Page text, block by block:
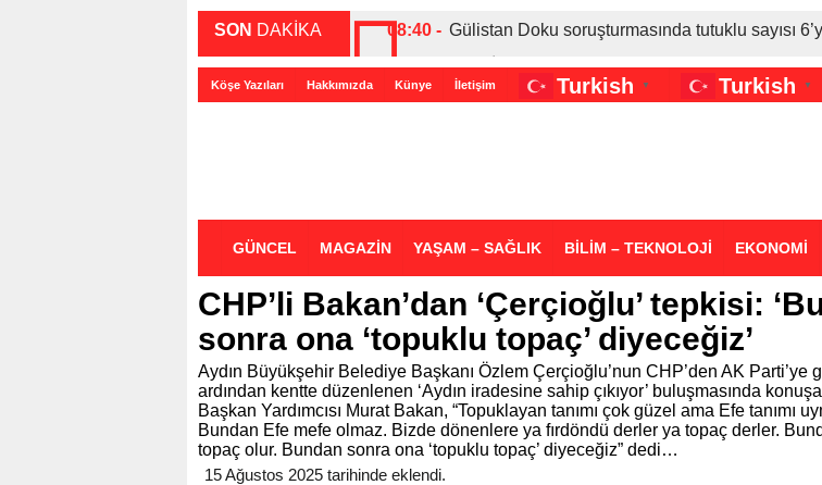
SON DAKİKA 08:40 - Gülistan Doku soruşturmasında tutuklu sayısı
00:27 - ABD-İran gerilimi Türkiye’yi vurdu: Motorine tüm
00:35 - Bir sigara grubuna daha zam geldi
Köşe Yazıları Hakkımızda Künye İletişim Turkish ▼ Turkish ▼
GÜNCEL MAGAZİN YAŞAM – SAĞLIK BİLİM – TEKNOLOJİ EKONOMİ
CHP’li Bakan’dan ‘Çerçioğlu’ tepkisi:
sonra ona ‘topuklu topaç’ diyeceğiz’
Aydın Büyükşehir Belediye Başkanı Özlem Çerçioğlu’nun CHP’den AK Parti’ye
ardından kentte düzenlenen ‘Aydın iradesine sahip çıkıyor’ buluşmasında
Başkan Yardımcısı Murat Bakan, “Topuklayan tanımı çok güzel ama Efe tanımı
Bundan Efe mefe olmaz. Bizde dönenlere ya fırdöndü derler ya topaç derler.
topaç olur. Bundan sonra ona ‘topuklu topaç’ diyeceğiz” dedi…
15 Ağustos 2025 tarihinde eklendi.